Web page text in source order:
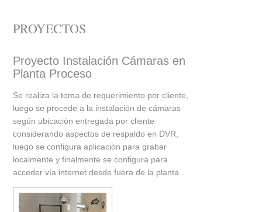
PROYECTOS
Proyecto Instalación Cámaras en
Planta Proceso
Se realiza la toma de requerimiento por cliente,
luego se procede a la instalación de cámaras
según ubicación entregada por cliente
considerando aspectos de respaldo en DVR,
luego se configura aplicación para grabar
localmente y finalmente se configura para
acceder vía internet desde fuera de la planta.